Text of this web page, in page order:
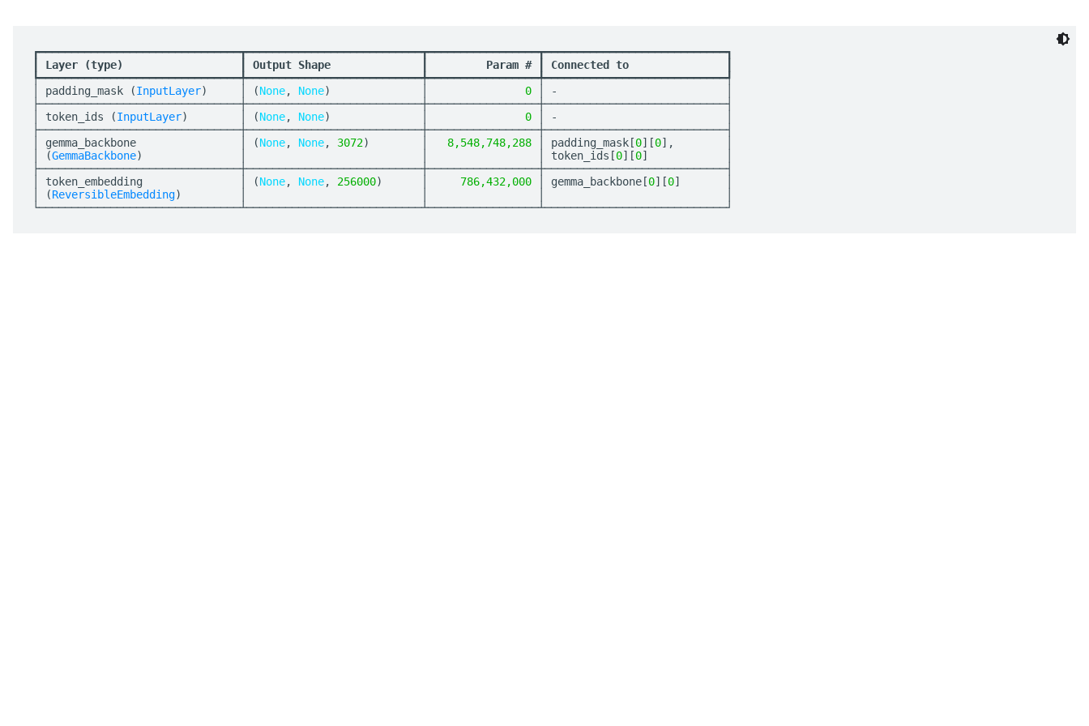
┏━━━━━━━━━━━━━━━━━━━━━━━━━━━━━━━┳━━━━━━━━━━━━━━━━━━━━━━━━━━━┳━━━━━━━━━━━━━━━━━┳━━━━━━━━━━━━━━━━━━━━━━━━━━━━┓
Layer (type) Output Shape
         Param #
Connected to
┡━━━━━━━━━━━━━━━━━━━━━━━━━━━━━━━╇━━━━━━━━━━━━━━━━━━━━━━━━━━━╇━━━━━━━━━━━━━━━━━╇━━━━━━━━━━━━━━━━━━━━━━━━━━━━┩
│ padding_mask (InputLayer)     │ (None, None)              │ 0 │ -                          │
├───────────────────────────────┼───────────────────────────┼─────────────────┼────────────────────────────┤
│ token_ids (InputLayer)        │ (None, None)              │ 0 │ -                          │
├───────────────────────────────┼───────────────────────────┼─────────────────┼────────────────────────────┤
│ gemma_backbone                │ (None, None, 3072)        │ 8,548,748,288 │ padding_mask[0][0],        │
│ (GemmaBackbone)               │                           │                 │ token_ids[0][0]            │
├───────────────────────────────┼───────────────────────────┼─────────────────┼────────────────────────────┤
│ token_embedding               │ (None, None, 256000)      │ 786,432,000 │ gemma_backbone[0][0]       │
│ (ReversibleEmbedding)         │                           │                 │                            │